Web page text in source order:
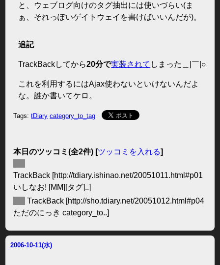
と、ウェブログ向けのタグ抽出には使いづらい(ま
ぁ、それっぽいゲイトウェイを書けばいいんだが)。
追記
TrackBackしてから20分で実装されて しまった＿|￣|○
これを利用するにはAjax使わないといけないんだよ
な。誰か書いてケロ。
Tags:tDiary category_to_tag
本日のツッコミ(全2件) [ツッコミを入れる]
TrackBack [http://tdiary.ishinao.net/20051011.html#p01
いしなお! [MM][タグ]..]
TrackBack [http://sho.tdiary.net/20051012.html#p04
ただのにっき category_to..]
2006-10-11(水)